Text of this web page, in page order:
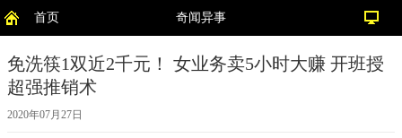
首页 奇闻异事
免洗筷1双近2千元！ 女业务卖5小时大赚 开班授
超强推销术
2020年07月27日